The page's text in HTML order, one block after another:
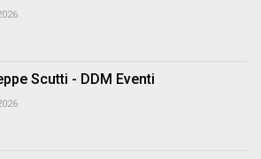
Scutti - DDM Eventi